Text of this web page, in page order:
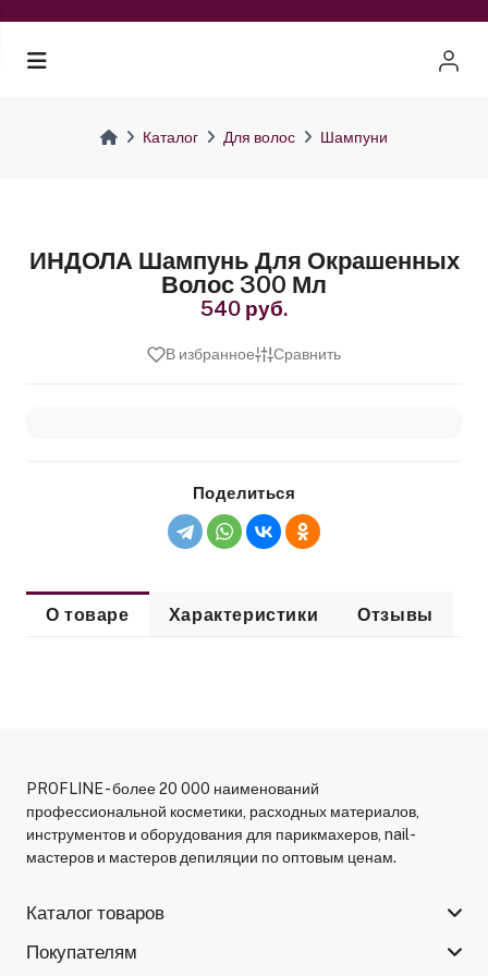
Каталог Для волос Шампуни
ИНДОЛА Шампунь Для Окрашенных
Волос 300 Мл
540 руб.
В избранное Сравнить
Поделиться
О товаре Характеристики Отзывы
PROFLINE - более 20 000 наименований
профессиональной косметики, расходных материалов,
инструментов и оборудования для парикмахеров, nail-
мастеров и мастеров депиляции по оптовым ценам.
Каталог товаров
Покупателям